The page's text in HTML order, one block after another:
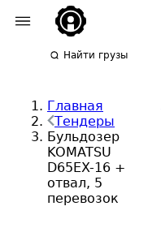
Найти грузы
Главная
Тендеры
Бульдозер
KOMATSU
D65EX-16 +
отвал, 5
перевозок